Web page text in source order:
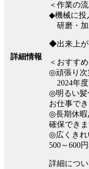
詳細情報
＜作業の
◆機械に投
研磨・加
◆出来上が
＜おすす
◎頑張り次
2024年度
◎明るい髪
お仕事で
◎長期休暇
確保できま
◎広くきれ
500～600
詳細につ